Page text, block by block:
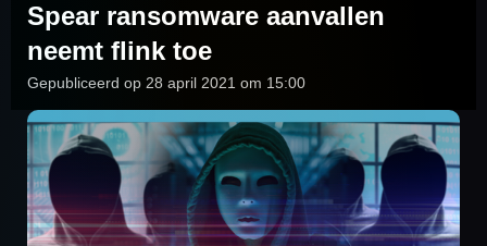
Spear ransomware aanvallen
neemt flink toe
Gepubliceerd op 28 april 2021 om 15:00